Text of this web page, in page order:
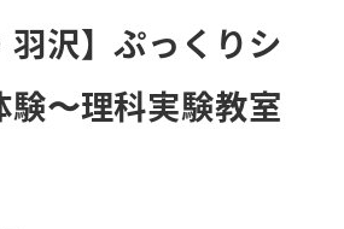
羽沢】ぷっくりシ
験〜理科実験教室